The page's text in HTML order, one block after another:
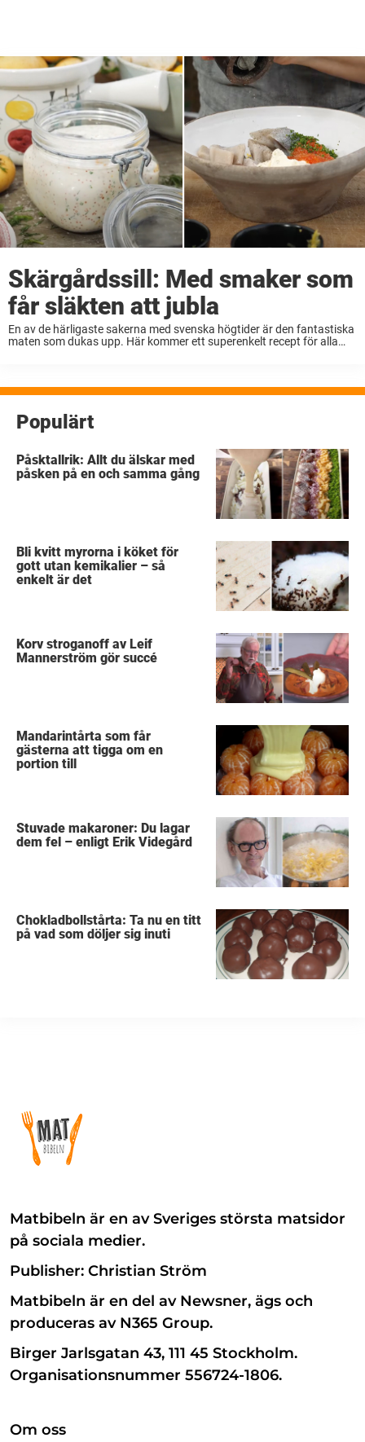
Skärgårdssill: Med smaker som
får släkten att jubla
En av de härligaste sakerna med svenska högtider är den fantastiska
maten som dukas upp. Här kommer ett superenkelt recept för alla
Populärt
Påsktallrik: Allt du älskar med
påsken på en och samma gång
Bli kvitt myrorna i köket för
gott utan kemikalier – så
enkelt är det
Korv stroganoff av Leif
Mannerström gör succé
Mandarintårta som får
gästerna att tigga om en
portion till
Stuvade makaroner: Du lagar
dem fel – enligt Erik Videgård
Chokladbollstårta: Ta nu en titt
på vad som döljer sig inuti
Matbibeln är en av Sveriges största matsidor
på sociala medier.
Publisher: Christian Ström
Matbibeln är en del av Newsner, ägs och
produceras av N365 Group.
Birger Jarlsgatan 43, 111 45 Stockholm.
Organisationsnummer 556724-1806.
Om oss